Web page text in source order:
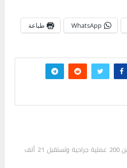
WhatsApp طباعة
صحة ذي قار تُجري أكثر من 200 عملية جراحية وتستقبل 21 ألف